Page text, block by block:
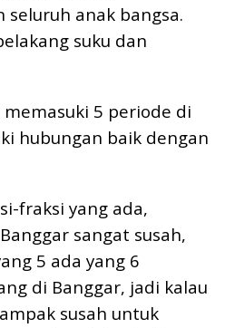
seluruh anak bangsa.
suku dan
5 periode di
hubungan baik dengan
fraksi yang ada,
sangat susah,
5 ada yang 6
di Banggar, jadi kalau
susah untuk